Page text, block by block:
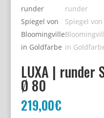
LUXA | runder
Ø 80
219,00€